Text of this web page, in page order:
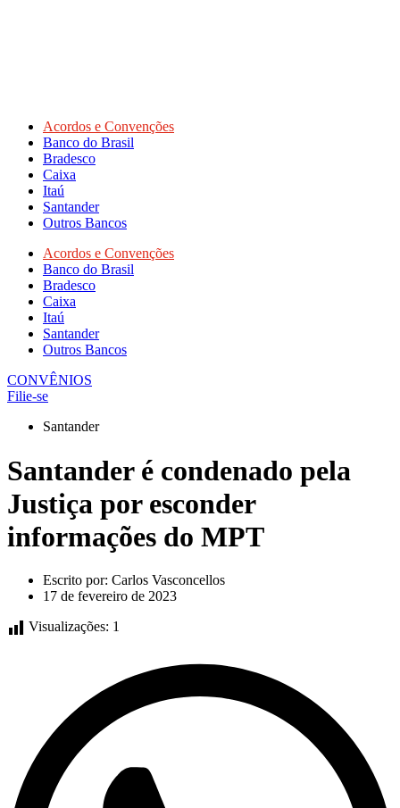
Acordos e Convenções
Banco do Brasil
Bradesco
Caixa
Itaú
Santander
Outros Bancos
Acordos e Convenções
Banco do Brasil
Bradesco
Caixa
Itaú
Santander
Outros Bancos
CONVÊNIOS
Filie-se
Santander
Santander é condenado pela
Justiça por esconder
informações do MPT
Escrito por: Carlos Vasconcellos
17 de fevereiro de 2023
Visualizações: 1